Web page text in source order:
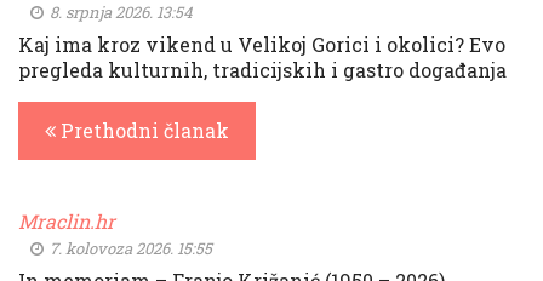
8. srpnja 2026. 13:54
Kaj ima kroz vikend u Velikoj Gorici i okolici? Evo
pregleda kulturnih, tradicijskih i gastro događanja
Prethodni članak
Mraclin.hr
7. kolovoza 2026. 15:55